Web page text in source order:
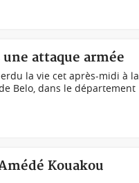
attaque armée
la vie cet après-midi à la
Belo, dans le département
Kouakou